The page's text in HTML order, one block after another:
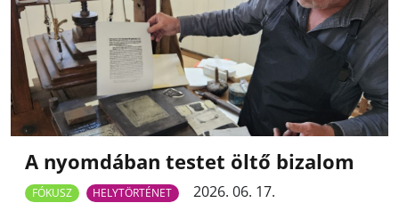
A nyomdában testet öltő bizalom
FÓKUSZ HELYTÖRTÉNET
2026. 06. 17.